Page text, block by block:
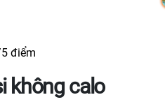
điểm
không calo